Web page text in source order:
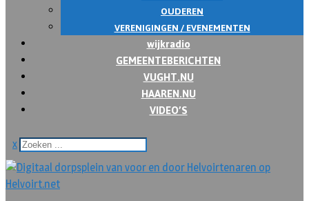
OUDEREN
VERENIGINGEN / EVENEMENTEN
wijkradio
GEMEENTEBERICHTEN
VUGHT.NU
HAAREN.NU
VIDEO’S
x